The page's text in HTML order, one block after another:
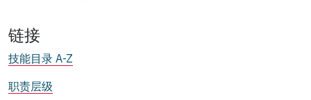
链接
技能目录 A-Z
职责层级